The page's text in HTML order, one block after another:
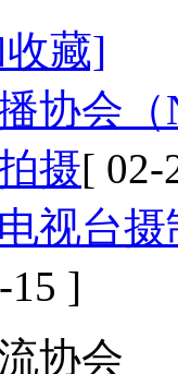
藏]
协会
摄[ 02-
视台
15 ]
协会